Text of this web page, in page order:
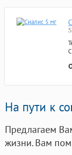
На пути к
Предлагаем
жизни. Вам